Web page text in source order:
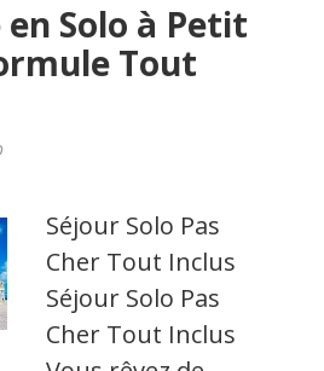
en Solo à Petit
Tout
Séjour Solo Pas
Cher Tout Inclus
Séjour Solo Pas
Cher Tout Inclus